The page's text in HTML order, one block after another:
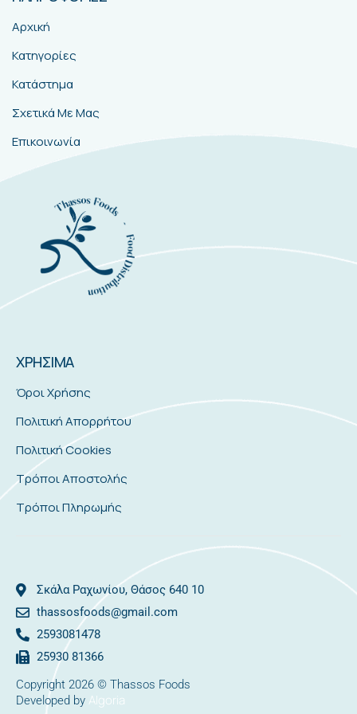
ΠΛΗΡΟΦΟΡΙΕΣ
Αρχική
Κατηγορίες
Κατάστημα
Σχετικά Με Μας
Επικοινωνία
ΧΡΗΣΙΜΑ
Όροι Χρήσης
Πολιτική Απορρήτου
Πολιτική Cookies
Σκάλα Ραχωνίου, Θάσος 640 10
thassosfoods@gmail.com
2593081478